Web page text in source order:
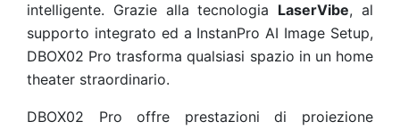
intelligente. Grazie alla tecnologia LaserVibe, al
supporto integrato ed a InstanPro AI Image Setup,
DBOX02 Pro trasforma qualsiasi spazio in un home
theater straordinario.
DBOX02 Pro offre prestazioni di proiezione